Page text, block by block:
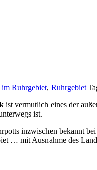
im Ruhrgebiet, Ruhrgebiet|
ist vermutlich eines der
ist.
inzwischen bekannt
… mit Ausnahme des